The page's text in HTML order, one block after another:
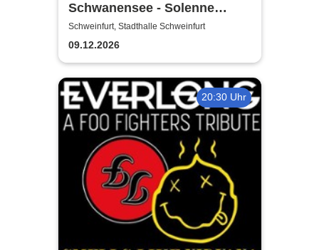
Schwanensee - Solenne
Ballet Classique
Schweinfurt, Stadthalle Schweinfurt
09.12.2026
20:30 Uhr